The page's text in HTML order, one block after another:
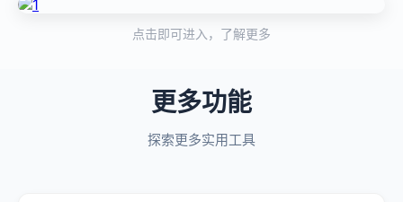
点击即可进入，了解更多
更多功能
探索更多实用工具